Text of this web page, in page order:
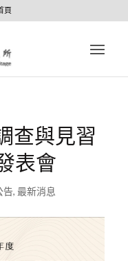
頁
查與見習
表會
告,最新消息